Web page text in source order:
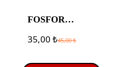
FOSFOR
ANTREMAN
35,00 ₺45,00₺